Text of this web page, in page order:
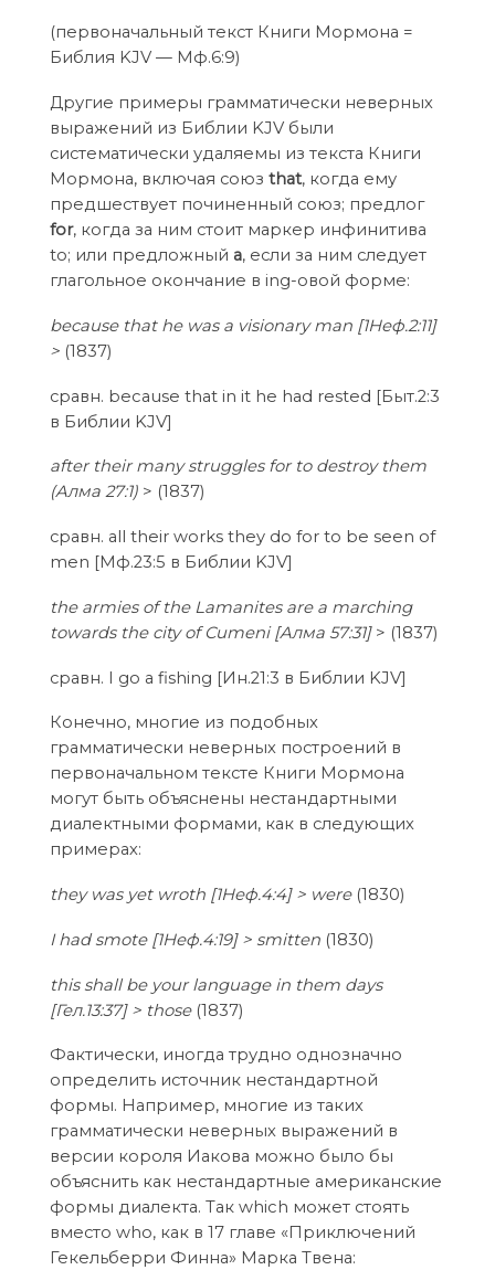
(первоначальный текст Книги Мормона =
Библия KJV — Мф.6:9)
Другие примеры грамматически неверных
выражений из Библии KJV были
систематически удаляемы из текста Книги
Мормона, включая союз that, когда ему
предшествует починенный союз; предлог
for, когда за ним стоит маркер инфинитива
to; или предложный а, если за ним следует
глагольное окончание в ing-овой форме:
because that he was a visionary man [1Неф.2:11]
>(1837)
сравн. because that in it he had rested [Быт.2:3
в Библии KJV]
after their many struggles for to destroy them
(Aлма 27:1)> (1837)
сравн. all their works they do for to be seen of
men [Мф.23:5 в Библии KJV]
the armies of the Lamanites are a marching
towards the city of Cumeni [Aлма 57:31]> (1837)
сравн. I go a fishing [Ин.21:3 в Библии KJV]
Конечно, многие из подобных
грамматически неверных построений в
первоначальном тексте Книги Мормона
могут быть объяснены нестандартными
диалектными формами, как в следующих
примерах:
they was yet wroth [1Неф.4:4] > were(1830)
I had smote [1Неф.4:19] > smitten(1830)
this shall be your language in them days
[Гел.13:37] > those(1837)
Фактически, иногда трудно однозначно
определить источник нестандартной
формы. Например, многие из таких
грамматически неверных выражений в
версии короля Иакова можно было бы
объяснить как нестандартные американские
формы диалекта. Так which может стоять
вместо who, как в 17 главе «Приключений
Гекельберри Финна» Марка Твена: